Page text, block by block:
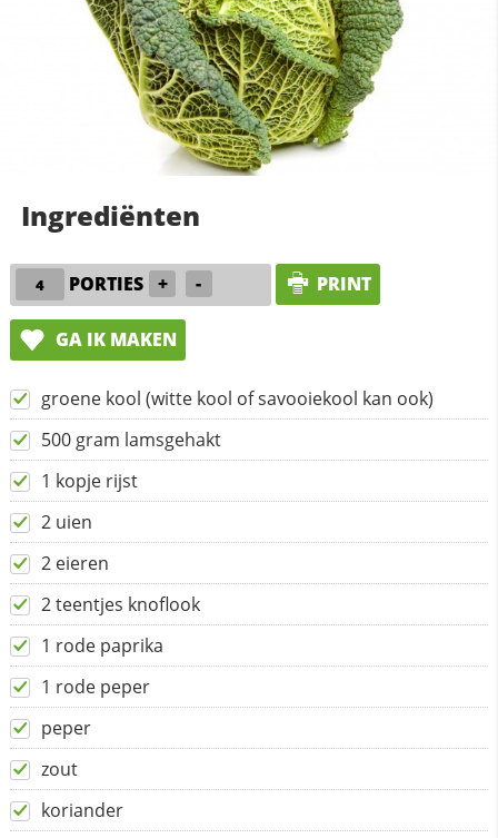
Ingrediënten
PORTIES + - PRINT
GA IK MAKEN
groene kool (witte kool of savooiekool kan ook)
500 gram lamsgehakt
1 kopje rijst
2 uien
2 eieren
2 teentjes knoflook
1 rode paprika
1 rode peper
peper
zout
koriander